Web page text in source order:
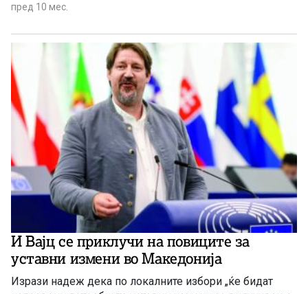
пред 10 мес.
И Вајц се приклучи на повиците за
уставни измени во Македонија
Изрази надеж дека по локалните избори „ќе бидат